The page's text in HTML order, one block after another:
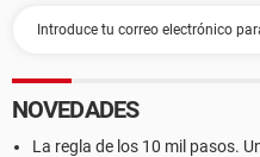
NOVEDADES
La regla de los 10 mil pasos.